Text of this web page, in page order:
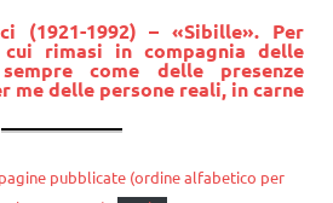
(1921-1992) – «Sibille». Per
rimasi in compagnia delle
come delle presenze
me delle persone reali, in carne
pubblicate (ordine alfabetico per